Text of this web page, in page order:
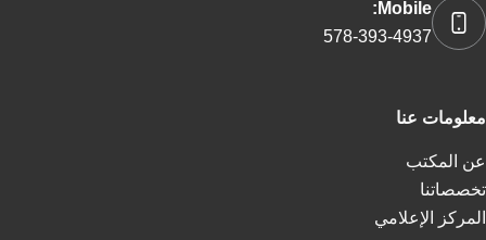
Mobile:
578-393-4937
معلومات عنا
عن المكتب
تخصصاتنا
المركز الإعلامي